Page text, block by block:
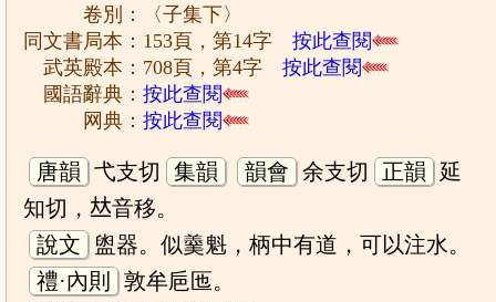
卷別：〈子集下〉
同文書局本：153頁，第14字按此查閱
武英殿本：708頁，第4字按此查閱
國語辭典：按此查閱
网典：按此查閱
唐韻 弋支切 集韻 韻會 余支切 正韻
延
知切，𠀤音移。
說文
盥器。似羹魁，柄中有道，可以注水。
禮·內則
敦牟巵匜。